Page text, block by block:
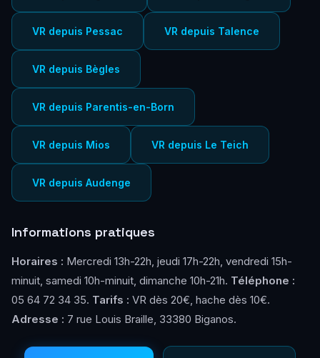
VR depuis Pessac VR depuis Talence
VR depuis Bègles
VR depuis Parentis-en-Born
VR depuis Mios VR depuis Le Teich
VR depuis Audenge
Informations pratiques
Horaires : Mercredi 13h-22h, jeudi 17h-22h, vendredi 15h-
minuit, samedi 10h-minuit, dimanche 10h-21h. Téléphone :
05 64 72 34 35. Tarifs : VR dès 20€, hache dès 10€.
Adresse : 7 rue Louis Braille, 33380 Biganos.